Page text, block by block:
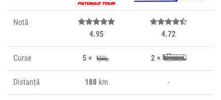
Notă
4.95
4.72
Curse 5 × 2 ×
Distanță 188 km -